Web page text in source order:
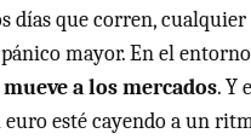
días que corren, cualquier
mayor. En el
a los mercados. Y
euro esté cayendo a un